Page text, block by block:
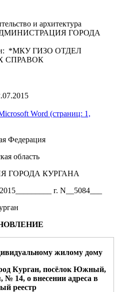
и архитектура
ГОРОДА
*МКУ ГИЗО ОТДЕЛ
СПРАВОК
Word (страниц: 1,
Федерация
область
ГОРОДА КУРГАНА
г. N__5084___
жилому дому
од Курган, посёлок Южный,
№ 14,о внесении адреса в
реестр